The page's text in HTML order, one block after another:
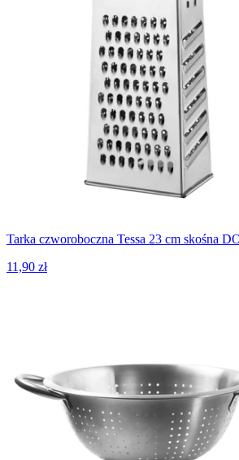
Tarka czworoboczna Tessa 23 cm skośna
11,90 zł